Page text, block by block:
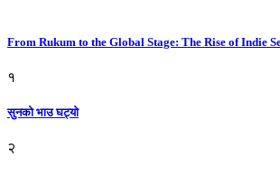
From Rukum to the Global Stage: The Rise of Indie
१
सुनको भाउ घट्याे
२